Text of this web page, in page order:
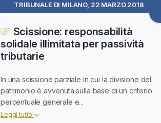
TRIBUNALE DI MILANO, 22 MARZO 2018
Scissione: responsabilità
solidale illimitata per passività
tributarie
In una scissione parziale in cui la divisione del
patrimonio è avvenuta sulla base di un criterio
percentuale generale e...
Leggi tutto